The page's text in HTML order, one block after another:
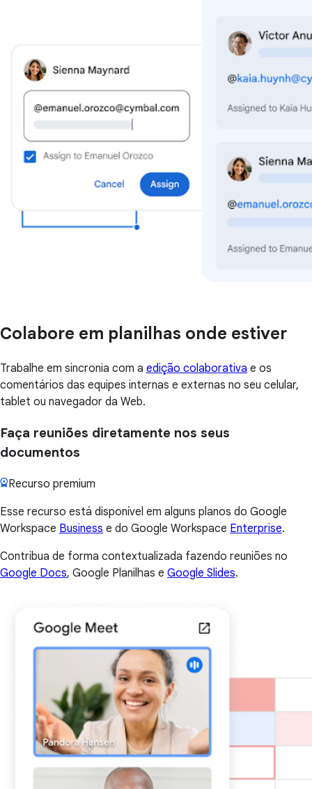
Colabore em planilhas onde estiver
Trabalhe em sincronia com a edição colaborativa e os
comentários das equipes internas e externas no seu celular,
tablet ou navegador da Web.
Faça reuniões diretamente nos seus
documentos
Recurso premium
Esse recurso está disponível em alguns planos do Google
Workspace Business e do Google Workspace Enterprise.
Contribua de forma contextualizada fazendo reuniões no
Google Docs, Google Planilhas e Google Slides.